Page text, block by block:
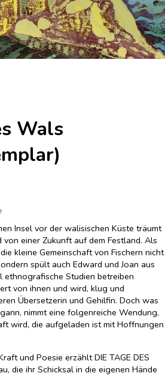
Wals
Insel vor der walisischen Küste träumt
einer Zukunft auf dem Festland. Als
kleine Gemeinschaft von Fischern nicht
spült auch Edward und Joan aus
ethnografische Studien betreiben
von ihnen und wird, klug und
Übersetzerin und Gehilfin. Doch was
nimmt eine folgenreiche Wendung,
wird, die aufgeladen ist mit Hoffnungen
und Poesie erzählt DIE TAGE DES
die ihr Schicksal in die eigenen Hände